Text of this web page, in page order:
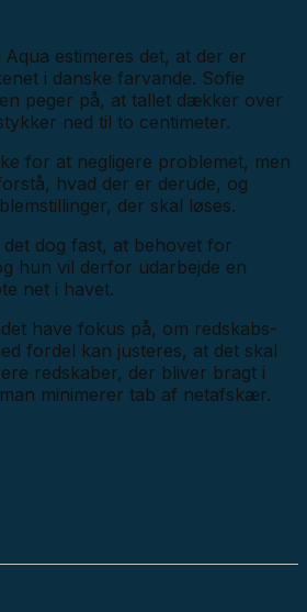
estimeres det, at der er
i danske farvande. Sofie
peger på, at tallet dækker over
ned til to centimeter.
for at negligere problemet, men
hvad der er derude, og
der skal løses.
dog fast, at behovet for
hun vil derfor udarbejde en
net i havet.
have fokus på, om redskabs-
fordel kan justeres, at det skal
redskaber, der bliver bragt i
minimerer tab af netafskær.